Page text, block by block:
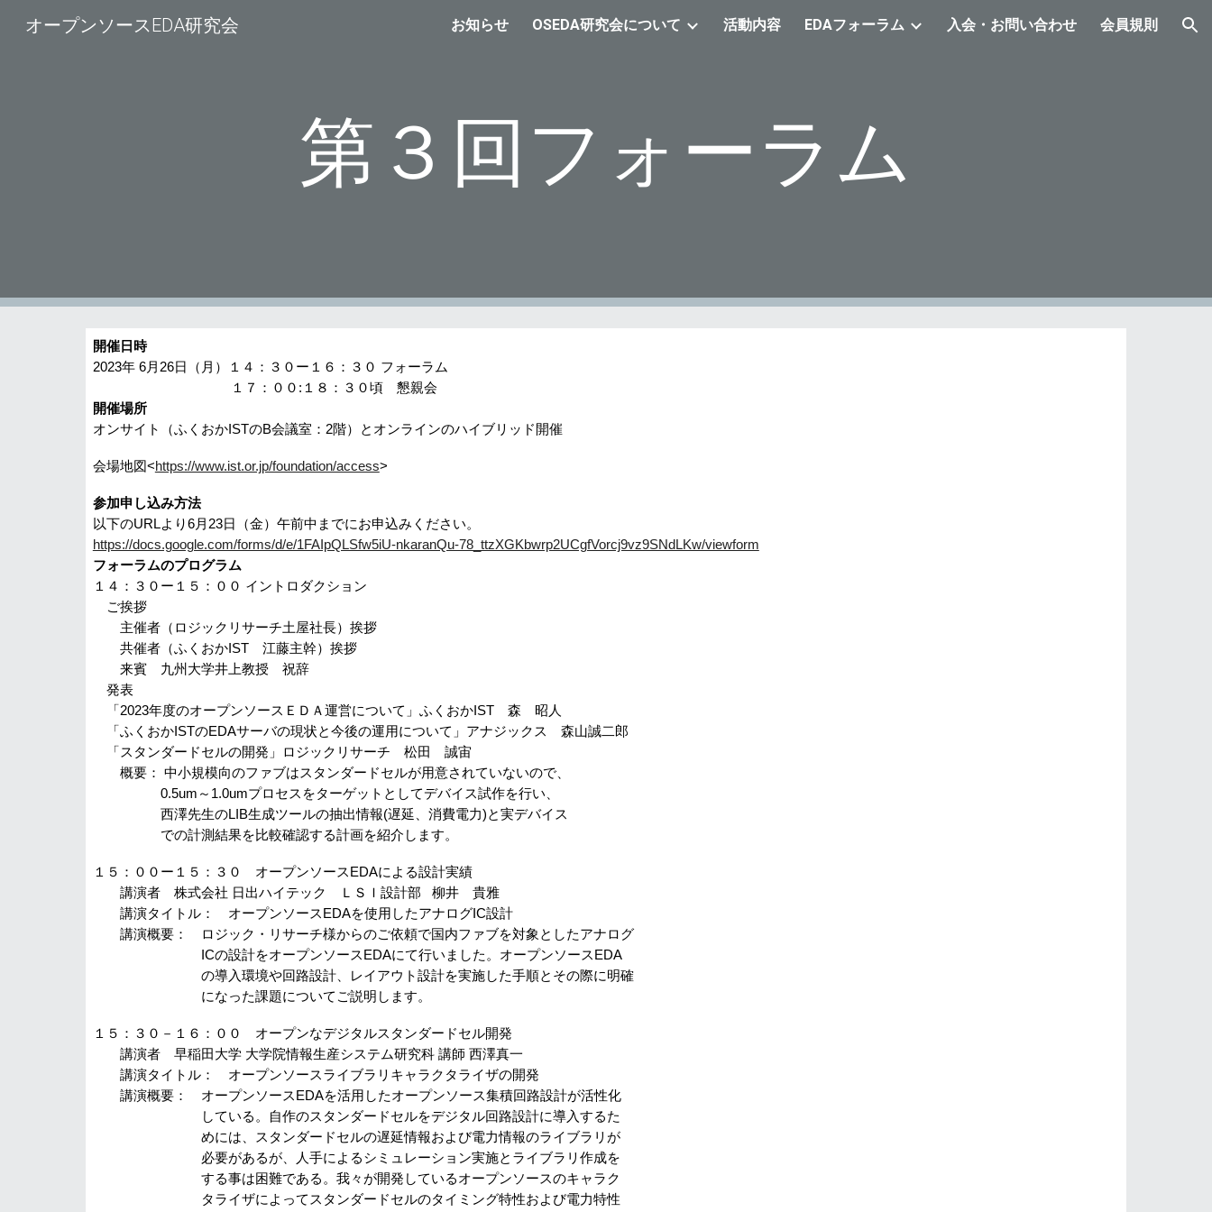
Skip to main content Skip to navigation
オープンソースEDA研究会 お知らせ OSEDA研究会について 活動内容 EDAフォーラム 入会・お問い合わせ 会員規則
第３回フォーラム
開催日時
2023年 6月26日（月）１４：３０ー１６：３０ フォーラム
１７：００:１８：３０頃 懇親会
開催場所
オンサイト（ふくおかISTのB会議室：2階）とオンラインのハイブリッド開催
会場地図<https://www.ist.or.jp/foundation/access>
参加申し込み方法
以下のURLより6月23日（金）午前中までにお申込みください。
https://docs.google.com/forms/d/e/1FAIpQLSfw5iU-nkaranQu-78_ttzXGKbwrp2UCgfVorcj9vz9SNdLKw/viewform
フォーラムのプログラム
１４：３０ー１５：００ イントロダクション
ご挨拶
主催者（ロジックリサーチ土屋社長）挨拶
共催者（ふくおかIST 江藤主幹）挨拶
来賓 九州大学井上教授 祝辞
発表
「2023年度のオープンソースＥＤＡ運営について」ふくおかIST 森 昭人
「ふくおかISTのEDAサーバの現状と今後の運用について」アナジックス 森山誠二郎
「スタンダードセルの開発」ロジックリサーチ 松田 誠宙
概要： 中小規模向のファブはスタンダードセルが用意されていないので、
0.5um～1.0umプロセスをターゲットとしてデバイス試作を行い、
西澤先生のLIB生成ツールの抽出情報(遅延、消費電力)と実デバイス
での計測結果を比較確認する計画を紹介します。
１５：００ー１５：３０ オープンソースEDAによる設計実績
講演者 株式会社 日出ハイテック ＬＳＩ設計部 柳井 貴雅
講演タイトル： オープンソースEDAを使用したアナログIC設計
講演概要： ロジック・リサーチ様からのご依頼で国内ファブを対象としたアナログ
ICの設計をオープンソースEDAにて行いました。オープンソースEDA
の導入環境や回路設計、レイアウト設計を実施した手順とその際に明確
になった課題についてご説明します。
１５：３０－１６：００ オープンなデジタルスタンダードセル開発
講演者 早稲田大学 大学院情報生産システム研究科 講師 西澤真一
講演タイトル： オープンソースライブラリキャラクタライザの開発
講演概要： オープンソースEDAを活用したオープンソース集積回路設計が活性化
している。自作のスタンダードセルをデジタル回路設計に導入するた
めには、スタンダードセルの遅延情報および電力情報のライブラリが
必要があるが、人手によるシミュレーション実施とライブラリ作成を
する事は困難である。我々が開発しているオープンソースのキャラク
タライザによってスタンダードセルのタイミング特性および電力特性